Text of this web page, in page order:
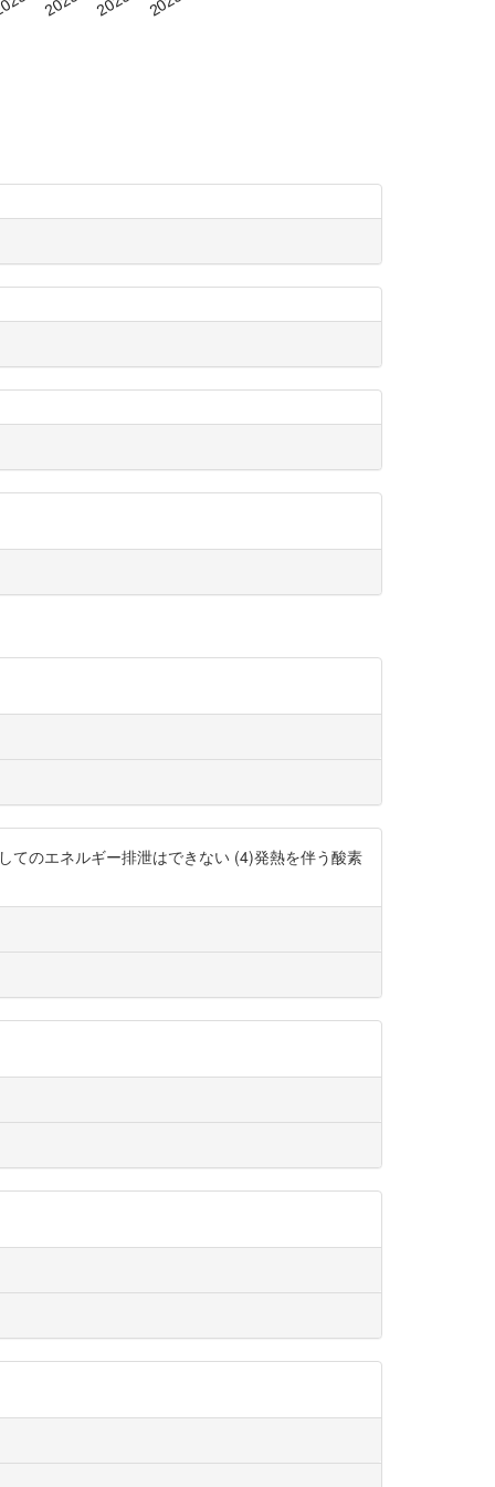
てのエネルギー排泄はできない (4)発熱を伴う酸素